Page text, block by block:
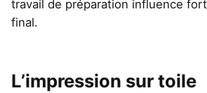
travail de préparation influence
final.
L’impression sur toile